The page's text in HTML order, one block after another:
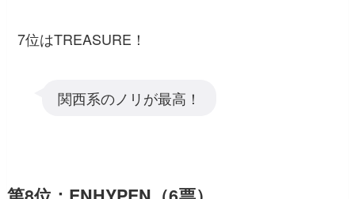
7位はTREASURE！
関西系のノリが最高！